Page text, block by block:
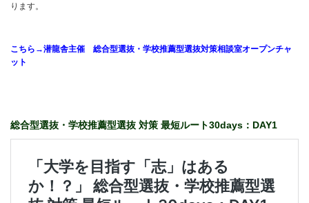
ります。
こちら→潜龍舎主催 総合型選抜・学校推薦型選抜対策相談室オープンチャ
ット
総合型選抜・学校推薦型選抜 対策 最短ルート30days：DAY1